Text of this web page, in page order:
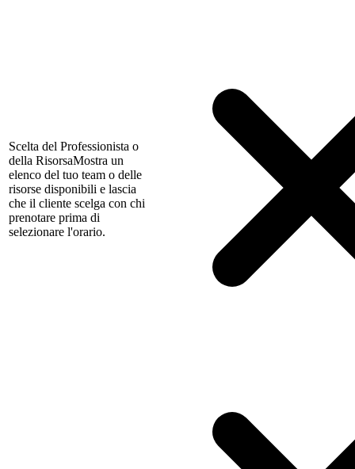
Scelta del Professionista o
della RisorsaMostra un
elenco del tuo team o delle
risorse disponibili e lascia
che il cliente scelga con chi
prenotare prima di
selezionare l'orario.